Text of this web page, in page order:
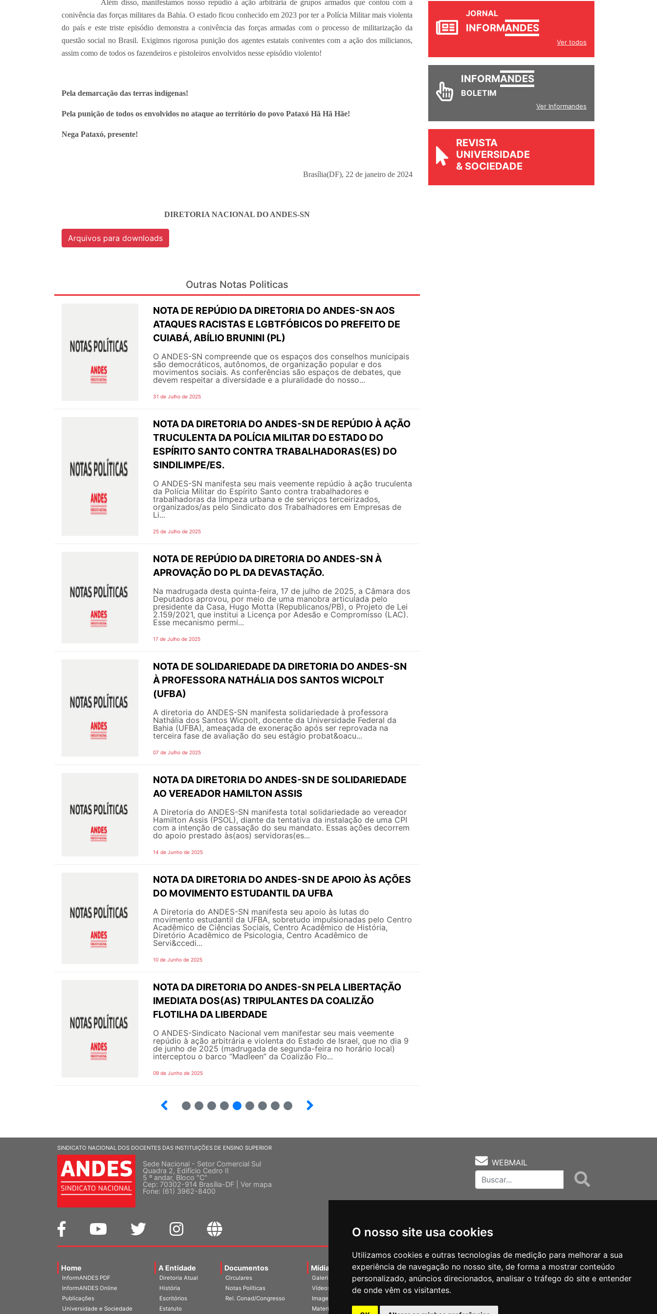
O nosso site usa cookies
Utilizamos cookies e outras tecnologias de medição para melhorar a sua
experiência de navegação no nosso site, de forma a mostrar conteúdo
personalizado, anúncios direcionados, analisar o tráfego do site e entender
de onde vêm os visitantes.
Além disso, manifestamos nosso repúdio à ação arbitrária de grupos armados que contou com a
conivência das forças militares da Bahia. O estado ficou conhecido em 2023 por ter a Polícia Militar mais violenta
do país e este triste episódio demonstra a conivência das forças armadas com o processo de militarização da
questão social no Brasil. Exigimos rigorosa punição dos agentes estatais coniventes com a ação dos milicianos,
assim como de todos os fazendeiros e pistoleiros envolvidos nesse episódio violento!
Pela demarcação das terras indígenas!
Pela punição de todos os envolvidos no ataque ao território do povo Pataxó Hã Hã Hãe!
Nega Pataxó, presente!
Brasília(DF), 22 de janeiro de 2024
DIRETORIA NACIONAL DO ANDES-SN
Arquivos para downloads
Outras Notas Politicas
NOTA DE REPÚDIO DA DIRETORIA DO ANDES-SN AOS
ATAQUES RACISTAS E LGBTFÓBICOS DO PREFEITO DE
CUIABÁ, ABÍLIO BRUNINI (PL)
O ANDES-SN compreende que os espaços dos conselhos municipais
são democráticos, autônomos, de organização popular e dos
movimentos sociais. As conferências são espaços de debates, que
devem respeitar a diversidade e a pluralidade do nosso...
31 de Julho de 2025
NOTA DA DIRETORIA DO ANDES-SN DE REPÚDIO À AÇÃO
TRUCULENTA DA POLÍCIA MILITAR DO ESTADO DO
ESPÍRITO SANTO CONTRA TRABALHADORAS(ES) DO
SINDILIMPE/ES.
O ANDES-SN manifesta seu mais veemente repúdio à ação truculenta
da Polícia Militar do Espírito Santo contra trabalhadores e
trabalhadoras da limpeza urbana e de serviços terceirizados,
organizados/as pelo Sindicato dos Trabalhadores em Empresas de
Li...
25 de Julho de 2025
NOTA DE REPÚDIO DA DIRETORIA DO ANDES-SN À
APROVAÇÃO DO PL DA DEVASTAÇÃO.
Na madrugada desta quinta-feira, 17 de julho de 2025, a Câmara dos
Deputados aprovou, por meio de uma manobra articulada pelo
presidente da Casa, Hugo Motta (Republicanos/PB), o Projeto de Lei
2.159/2021, que institui a Licença por Adesão e Compromisso (LAC).
Esse mecanismo permi...
17 de Julho de 2025
NOTA DE SOLIDARIEDADE DA DIRETORIA DO ANDES-SN
À PROFESSORA NATHÁLIA DOS SANTOS WICPOLT
(UFBA)
A diretoria do ANDES-SN manifesta solidariedade à professora
Nathália dos Santos Wicpolt, docente da Universidade Federal da
Bahia (UFBA), ameaçada de exoneração após ser reprovada na
terceira fase de avaliação do seu estágio probat&oacu...
07 de Julho de 2025
NOTA DA DIRETORIA DO ANDES-SN DE SOLIDARIEDADE
AO VEREADOR HAMILTON ASSIS
A Diretoria do ANDES-SN manifesta total solidariedade ao vereador
Hamilton Assis (PSOL), diante da tentativa da instalação de uma CPI
com a intenção de cassação do seu mandato. Essas ações decorrem
do apoio prestado às(aos) servidoras(es...
14 de Junho de 2025
NOTA DA DIRETORIA DO ANDES-SN DE APOIO ÀS AÇÕES
DO MOVIMENTO ESTUDANTIL DA UFBA
A Diretoria do ANDES-SN manifesta seu apoio às lutas do
movimento estudantil da UFBA, sobretudo impulsionadas pelo Centro
Acadêmico de Ciências Sociais, Centro Acadêmico de História,
Diretório Acadêmico de Psicologia, Centro Acadêmico de
Servi&ccedi...
10 de Junho de 2025
NOTA DA DIRETORIA DO ANDES-SN PELA LIBERTAÇÃO
IMEDIATA DOS(AS) TRIPULANTES DA COALIZÃO
FLOTILHA DA LIBERDADE
O ANDES-Sindicato Nacional vem manifestar seu mais veemente
repúdio à ação arbitrária e violenta do Estado de Israel, que no dia 9
de junho de 2025 (madrugada de segunda-feira no horário local)
interceptou o barco “Madleen” da Coalizão Flo...
09 de Junho de 2025
JORNAL
Ver todos
INFORM
Ver Informandes
REVISTA
UNIVERSIDADE
SINDICATO NACIONAL DOS DOCENTES DAS INSTITUIÇÕES DE ENSINO SUPERIOR
Sede Nacional - Setor Comercial Sul
Quadra 2, Edifício Cedro II
5 º andar, Bloco "C"
Cep: 70302-914 Brasília-DF | Ver mapa
Fone: (61) 3962-8400
WEBMAIL
Home
InformANDES PDF
InformANDES Online
Publicações
Universidade e Sociedade
A Entidade
Diretoria Atual
História
Escritórios
Estatuto
Documentos
Circulares
Notas Políticas
Rel. Conad/Congresso
Mídias
Galerias
Vídeos
Imagens
Materiais
Agenda Notícias Notas Técnicas Fale Conocsco